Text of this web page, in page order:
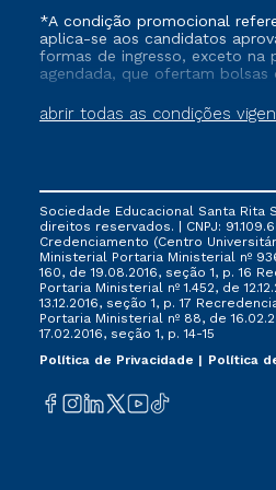
abrir todas as condições
*A condição promocional
aplica-se aos candidatos
formas de ingresso, exceto na
agendada, que ofertam bolsas
que ainda não tenham
cancelado ou trancado sua
FIES, Prouni e outros
não se acumula com nenhuma
ofertada pela Instituição.
Sociedade Educacional Santa Rita
direitos reservados. | CNPJ:
Credenciamento (Centro
Ministerial Portaria Ministerial nº
160, de 19.08.2016, seção 1, p. 16
Portaria Ministerial nº 1.452, de
13.12.2016, seção 1, p. 17
Portaria Ministerial nº 88, de
17.02.2016, seção 1, p. 14-15
Política de Privacidade
Política